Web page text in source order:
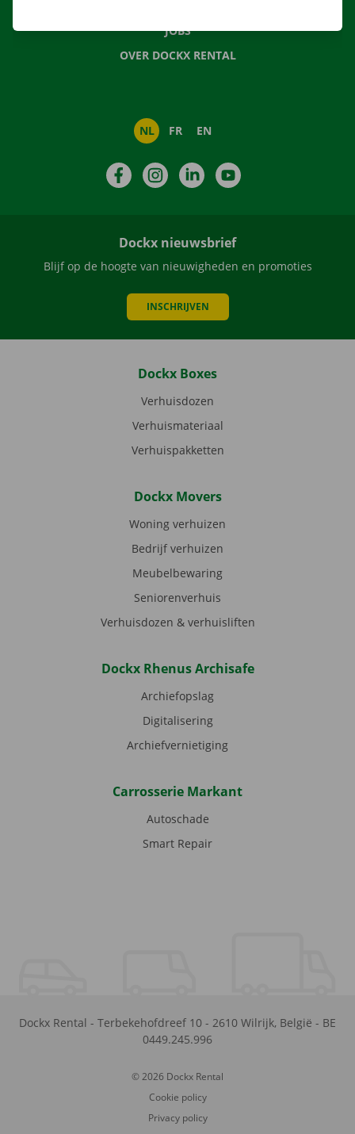
JOBS
OVER DOCKX RENTAL
NL FR EN
FacebookInstagramLinkedIn
Dockx nieuwsbrief
Blijf op de hoogte van nieuwigheden en promoties
INSCHRIJVEN
Dockx Boxes
Verhuisdozen
Verhuismateriaal
Verhuispakketten
Dockx Movers
Woning verhuizen
Bedrijf verhuizen
Meubelbewaring
Seniorenverhuis
Verhuisdozen & verhuisliften
Dockx Rhenus Archisafe
Archiefopslag
Digitalisering
Archiefvernietiging
Carrosserie Markant
Autoschade
Smart Repair
Dockx Rental - Terbekehofdreef 10 - 2610 Wilrijk, België - BE
0449.245.996
© 2026 Dockx Rental
Cookie policy
Privacy policy